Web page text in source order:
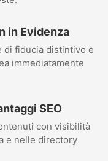
in Evidenza
di fiducia distintivo e
immediatamente
SEO
con visibilità
e nelle directory